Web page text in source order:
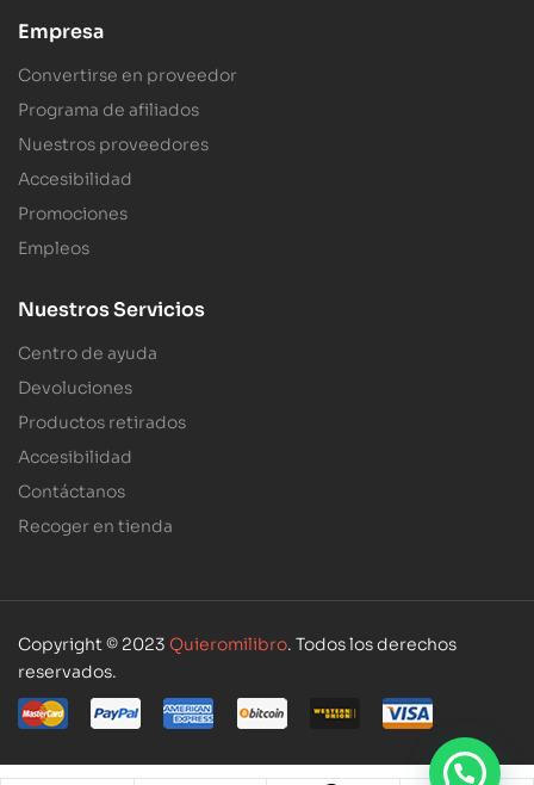
Empresa
Convertirse en proveedor
Programa de afiliados
Nuestros proveedores
Accesibilidad
Promociones
Empleos
Nuestros Servicios
Centro de ayuda
Devoluciones
Productos retirados
Accesibilidad
Contáctanos
Recoger en tienda
Copyright © 2023 Quieromilibro. Todos los derechos
reservados.